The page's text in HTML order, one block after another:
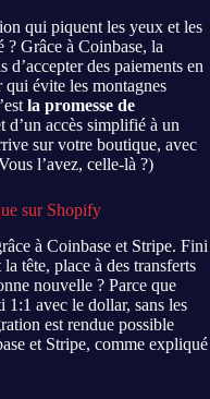
qui piquent les yeux et les
? Grâce à Coinbase, la
des paiements en
évite les montagnes
la promesse de
d’un accès simplifié à un
sur votre boutique, avec
l’avez, celle-là ?)
sur Shopify
à Coinbase et Stripe. Fini
tête, place à des transferts
nouvelle ? Parce que
1:1 avec le dollar, sans les
est rendue possible
et Stripe, comme expliqué